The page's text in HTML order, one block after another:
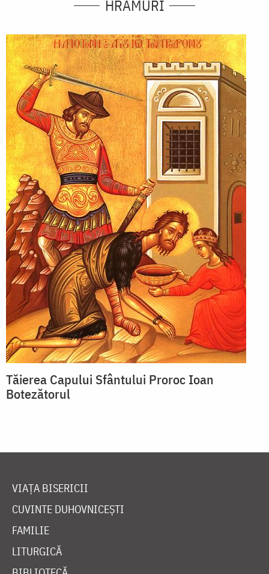
HRAMURI
Tăierea Capului Sfântului Proroc Ioan
Botezătorul
VIAȚA BISERICII
CUVINTE DUHOVNICEȘTI
FAMILIE
LITURGICĂ